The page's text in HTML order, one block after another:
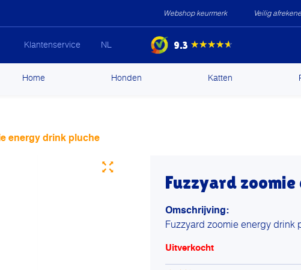
Webshop keurmerk Veilig
Klantenservice NL 9.3 ★★★★★
Home Honden Katten
energy drink pluche
Fuzzyard
Omschrijving:
Fuzzyard zoomie energy drink
Uitverkocht